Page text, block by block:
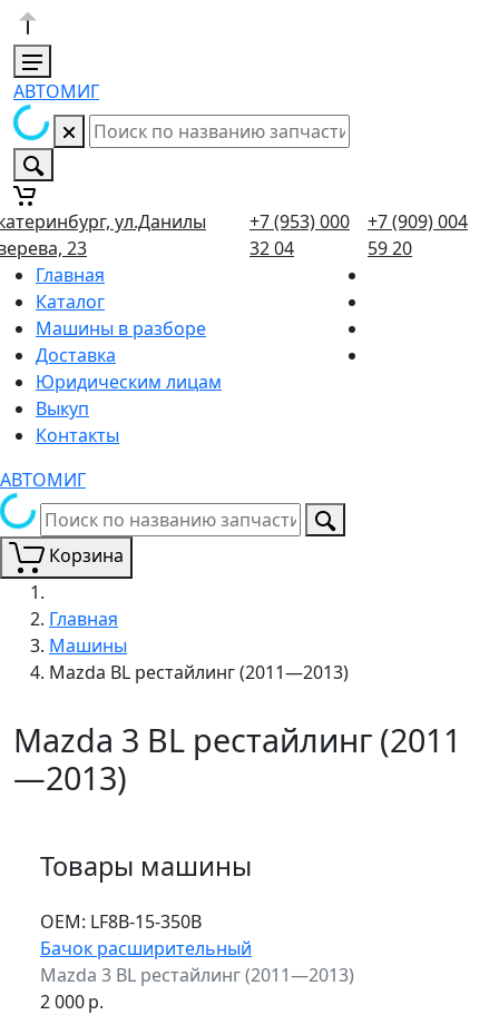
АВТОМИГ
ул.Данилы
23
+7 (953) 000
32 04
+7 (909) 004
59 20
Главная
Каталог
Машины в разборе
Доставка
Юридическим лицам
Выкуп
Контакты
АВТОМИГ
Корзина
Главная
Машины
Mazda BL рестайлинг (2011—2013)
Mazda 3 BL рестайлинг (2011
—2013)
Товары машины
ОЕМ: LF8B-15-350B
Бачок расширительный
Mazda 3 BL рестайлинг (2011—2013)
2 000р.